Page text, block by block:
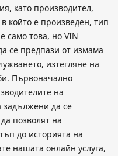
като производител,
който е произведен, тип
само това, но VIN
се предпази от измама
изтегляне на
Първоначално
на
задължени да се
позволят на
до историята на
нашата онлайн услуга,